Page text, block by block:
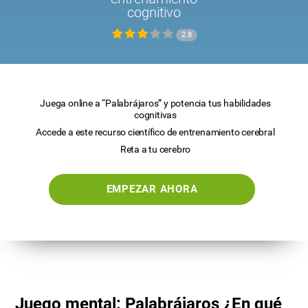
cognitivo
2.8
Juega online a “Palabrájaros” y potencia tus habilidades
cognitivas
Accede a este recurso científico de entrenamiento cerebral
Reta a tu cerebro
EMPEZAR AHORA
Juego mental: Palabrájaros ¿En qué